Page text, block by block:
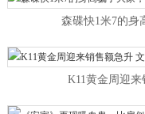
森碟快1米7的身
K11黄金周迎